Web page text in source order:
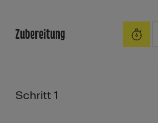
Zubereitung
Schritt 1